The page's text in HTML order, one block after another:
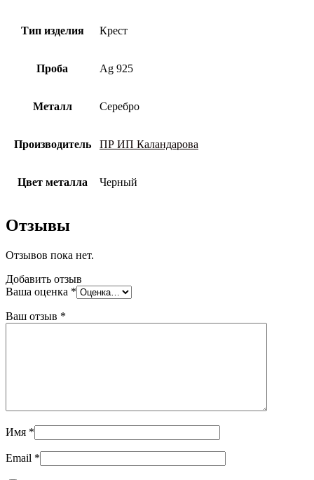
Тип изделия Крест
Проба Ag 925
Металл Серебро
Производитель ПР ИП Каландарова
Цвет металла Черный
Отзывы
Отзывов пока нет.
Добавить отзыв
Ваша оценка *
Ваш отзыв *
Имя *
Email *